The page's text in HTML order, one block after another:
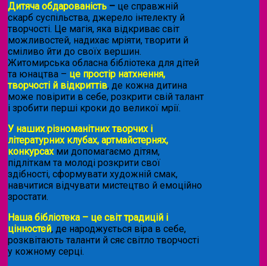
Дитяча обдарованість – це справжній
скарб суспільства, джерело інтелекту й
творчості. Це магія, яка відкриває світ
можливостей, надихає мріяти, творити й
сміливо йти до своїх вершин.
Житомирська обласна бібліотека для дітей
та юнацтва – це простір натхнення,
творчості й відкриттів, де кожна дитина
може повірити в себе, розкрити свій талант
і зробити перші кроки до великої мрії.
У наших різноманітних творчих і
літературних клубах, артмайстернях,
конкурсахми допомагаємо дітям,
підліткам та молоді розкрити свої
здібності, сформувати художній смак,
навчитися відчувати мистецтво й емоційно
зростати.
Наша бібліотека – це світ традицій і
цінностей, де народжується віра в себе,
розквітають таланти й сяє світло творчості
у кожному серці.